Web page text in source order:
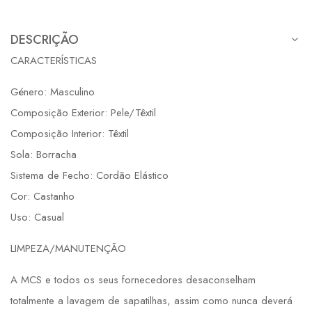
DESCRIÇÃO
CARACTERÍSTICAS
Género: Masculino
Composição Exterior: Pele/Têxtil
Composição Interior: Têxtil
Sola: Borracha
Sistema de Fecho: Cordão Elástico
Cor: Castanho
Uso: Casual
LIMPEZA/MANUTENÇÃO
A MCS e todos os seus fornecedores desaconselham
totalmente a lavagem de sapatilhas, assim como nunca deverá